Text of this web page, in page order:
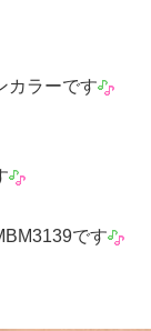
カラーです
です